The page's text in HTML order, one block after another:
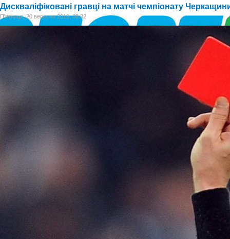
Дискваліфіковані гравці на матчі чемпіонату
П'ятниця, 20 вересня 2019, 08:32